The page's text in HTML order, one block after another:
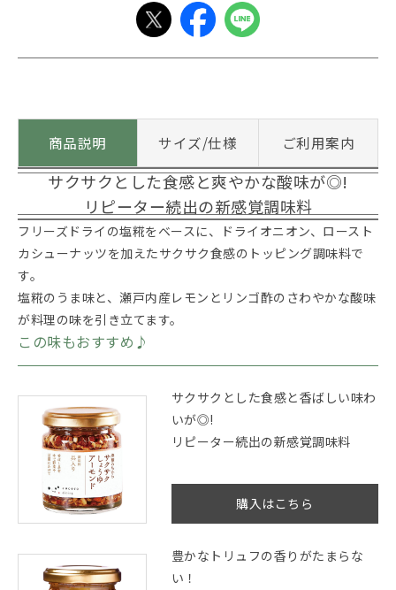
商品説明 サイズ/仕様 ご利用案内
サクサクとした食感と爽やかな酸味が◎!
リピーター続出の新感覚調味料
フリーズドライの塩糀をベースに、ドライオニオン、ロースト
カシューナッツを加えたサクサク食感のトッピング調味料で
す。
塩糀のうま味と、瀬戸内産レモンとリンゴ酢のさわやかな酸味
が料理の味を引き立てます。
この味もおすすめ♪
サクサクとした食感と香ばしい味わ
いが◎!
リピーター続出の新感覚調味料
購入はこちら
豊かなトリュフの香りがたまらな
い！